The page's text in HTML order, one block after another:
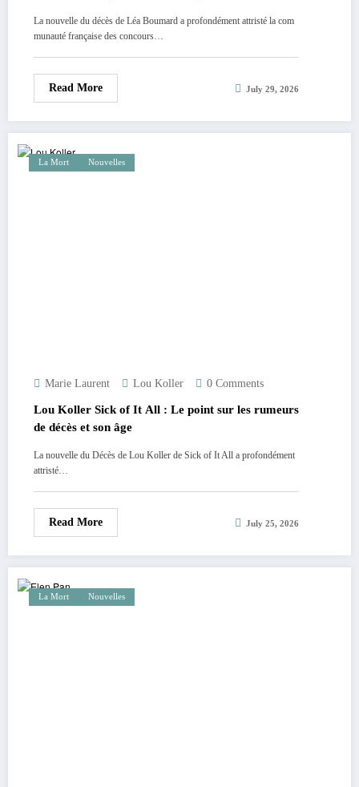
La nouvelle du décès de Léa Boumard a profondément attristé la com
munauté française des concours…
Read More July 29, 2026
La Mort Nouvelles
Marie Laurent Lou Koller 0 Comments
Lou Koller Sick of It All : Le point sur les rumeurs
de décès et son âge
La nouvelle du Décès de Lou Koller de Sick of It All a profondément
attristé…
Read More July 25, 2026
La Mort Nouvelles